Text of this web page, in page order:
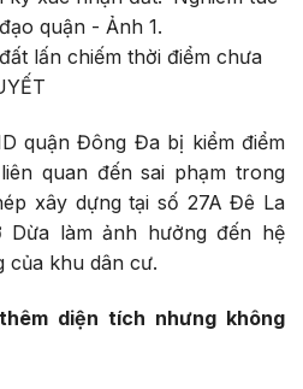
lấn chiếm thời điểm chưa
quận Đông Đa bị kiểm điểm
quan đến sai phạm trong
xây dựng tại số 27A Đê La
Dừa làm ảnh hưởng đến hệ
của khu dân cư.
diện tích nhưng không